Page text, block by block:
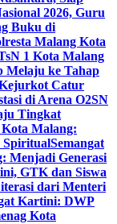
2026, Guru
Buku di
Malang Kota
1 Kota Malang
Melaju ke Tahap
Catur
di Arena O2SN
Tingkat
Malang:
SpiritualSemangat
Menjadi Generasi
GTK dan Siswa
dari Menteri
Kartini: DWP
Kota